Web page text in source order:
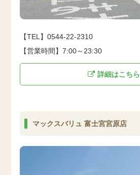
【TEL】0544-22-2310
【営業時間】7:00～23:30
詳細はこちら
マックスバリュ 富士宮宮原店